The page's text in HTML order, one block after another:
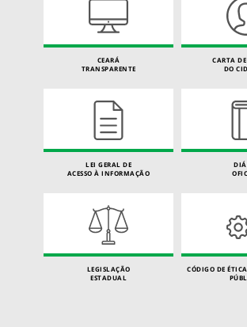
CEARÁ
TRANSPARENTE
CARTA DE
DO
LEI GERAL DE
ACESSO À INFORMAÇÃO
LEGISLAÇÃO
ESTADUAL
CÓDIGO DE